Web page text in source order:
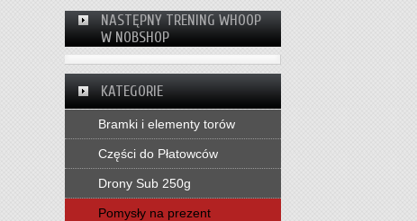
NASTĘPNY TRENING WHOOP
W NOBSHOP
KATEGORIE
Bramki i elementy torów
Części do Płatowców
Drony Sub 250g
Pomysły na prezent